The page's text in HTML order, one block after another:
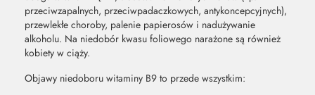
przeciwzapalnych, przeciwpadaczkowych, antykoncepcyjnych),
przewlekłe choroby, palenie papierosów i nadużywanie
alkoholu. Na niedobór kwasu foliowego narażone są również
kobiety w ciąży.
Objawy niedoboru witaminy B9 to przede wszystkim: